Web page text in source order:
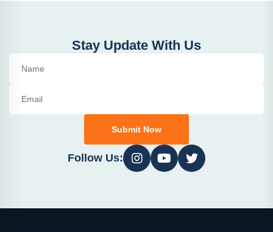
Stay Update With Us
Submit Now
Follow Us: